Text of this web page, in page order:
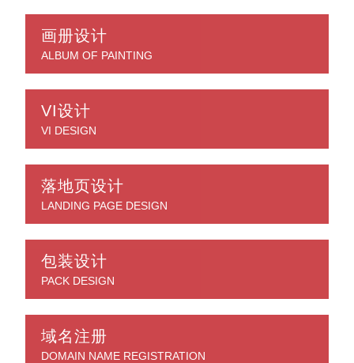
画册设计
ALBUM OF PAINTING
VI设计
VI DESIGN
落地页设计
LANDING PAGE DESIGN
包装设计
PACK DESIGN
域名注册
DOMAIN NAME REGISTRATION